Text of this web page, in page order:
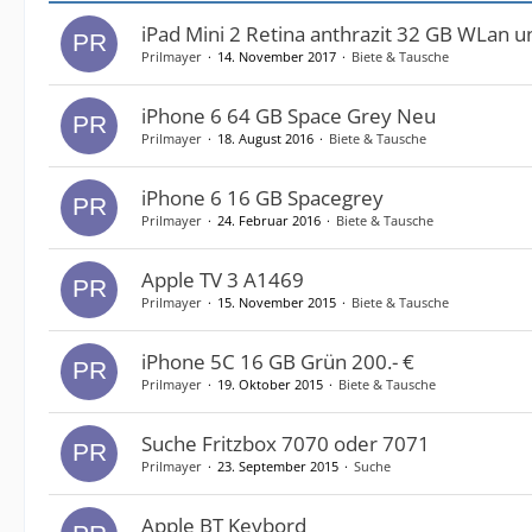
iPad Mini 2 Retina anthrazit 32 GB WLan
Prilmayer 14. November 2017 Biete & Tausche
iPhone 6 64 GB Space Grey Neu
Prilmayer 18. August 2016 Biete & Tausche
iPhone 6 16 GB Spacegrey
Prilmayer 24. Februar 2016 Biete & Tausche
Apple TV 3 A1469
Prilmayer 15. November 2015 Biete & Tausche
iPhone 5C 16 GB Grün 200.- €
Prilmayer 19. Oktober 2015 Biete & Tausche
Suche Fritzbox 7070 oder 7071
Prilmayer 23. September 2015 Suche
Apple BT Keybord